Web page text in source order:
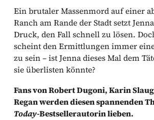
Ein brutaler Massenmord auf einer
Ranch am Rande der Stadt setzt
Druck, den Fall schnell zu lösen.
scheint den Ermittlungen immer
zu sein – ist Jenna dieses Mal dem
sie überlisten könnte?
Fans von Robert Dugoni, Karin
Regan werden diesen spannenden
Today-Bestsellerautorin lieben.